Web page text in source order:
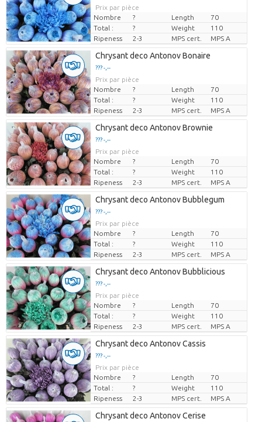
Prix par pièce
Nombre
? Length
70
Total :
? Weight
110
Ripeness
2-3 MPS cert. MPS A
Chrysant deco Antonov Bonaire
??? -,--
Prix par pièce
Nombre
? Length
70
Total :
? Weight
110
Ripeness
2-3 MPS cert. MPS A
Chrysant deco Antonov Brownie
??? -,--
Prix par pièce
Nombre
? Length
70
Total :
? Weight
110
Ripeness
2-3 MPS cert. MPS A
Chrysant deco Antonov Bubblegum
??? -,--
Prix par pièce
Nombre
? Length
70
Total :
? Weight
110
Ripeness
2-3 MPS cert. MPS A
Chrysant deco Antonov Bubblicious
??? -,--
Prix par pièce
Nombre
? Length
70
Total :
? Weight
110
Ripeness
2-3 MPS cert. MPS A
Chrysant deco Antonov Cassis
??? -,--
Prix par pièce
Nombre
? Length
70
Total :
? Weight
110
Ripeness
2-3 MPS cert. MPS A
Chrysant deco Antonov Cerise